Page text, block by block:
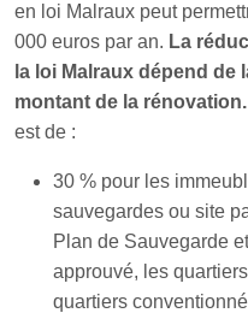
en loi Malraux peut
000 euros par an. La
la loi Malraux dépend de
montant de la rénovation.
est de :
30 % pour les
sauvegardes ou site
Plan de Sauvegarde
approuvé, les
quartiers